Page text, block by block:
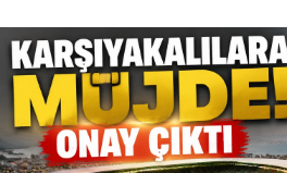
SPOR
TEKNOLOJİ
YAŞAM